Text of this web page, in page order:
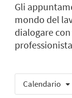
Gli
mondo del
dialogare
Calendario